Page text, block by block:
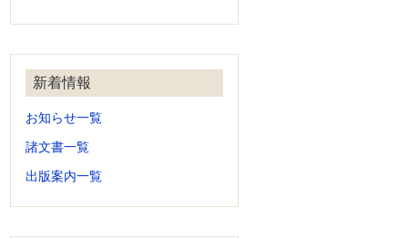
新着情報
お知らせ一覧
諸文書一覧
出版案内一覧